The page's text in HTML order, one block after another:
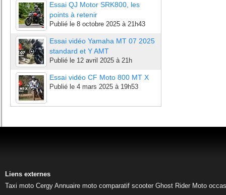
Essai QJ Motor SRK800, les
points à retenir
Publié le 8 octobre 2025 à 21h43
Essai vidéo Yamaha MT 07 2025
standard et Y AMT
Publié le 12 avril 2025 à 21h
Essai vidéo CF Moto 800 MT X
Publié le 4 mars 2025 à 19h53
Liens externes
Taxi moto Cergy Annuaire moto comparatif scooter Ghost Rider Moto